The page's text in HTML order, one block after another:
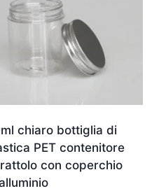
chiaro bottiglia di
PET contenitore
con coperchio